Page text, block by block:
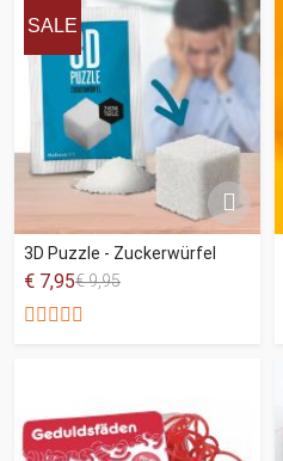
SALE
3D Puzzle - Zuckerwürfel
€ 7,95€ 9,95